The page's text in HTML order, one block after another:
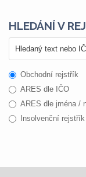
HLEDÁNÍ V
Obchodní rejstřík
ARES dle IČO
ARES dle jména /
Insolvenční rejstřík